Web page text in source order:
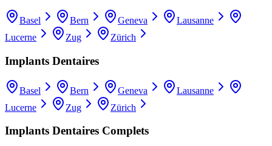
Basel Bern Geneva
Lausanne
Lucerne
Zug Zürich
Implants Dentaires
Basel Bern Geneva
Lausanne
Lucerne
Zug Zürich
Implants Dentaires Complets